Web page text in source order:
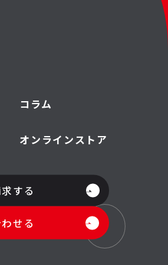
コラム
オンラインストア
する
せる